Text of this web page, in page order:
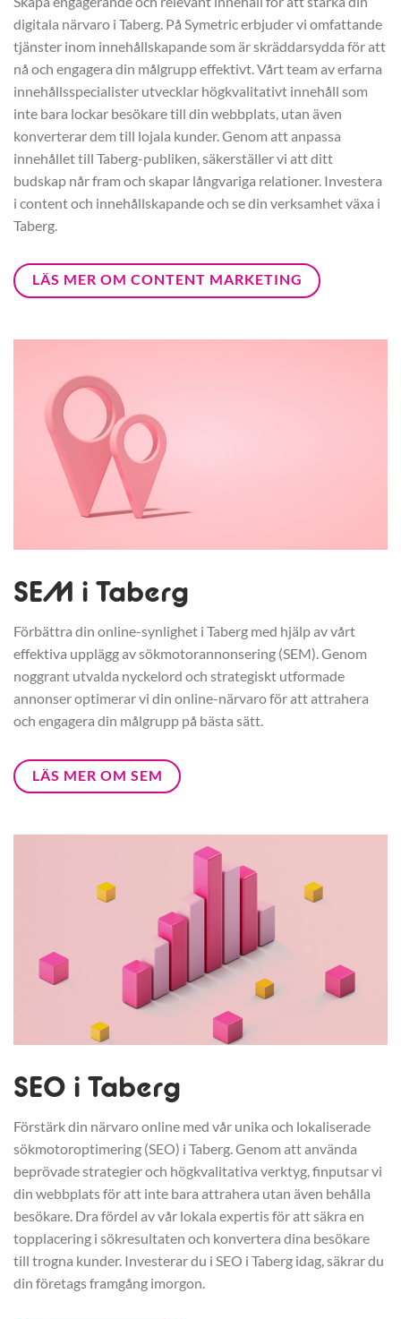
digitala närvaro i Taberg. På Symetric erbjuder vi omfattande
tjänster inom innehållskapande som är skräddarsydda för att
nå och engagera din målgrupp effektivt. Vårt team av erfarna
innehållsspecialister utvecklar högkvalitativt innehåll som
inte bara lockar besökare till din webbplats, utan även
konverterar dem till lojala kunder. Genom att anpassa
innehållet till Taberg-publiken, säkerställer vi att ditt
budskap når fram och skapar långvariga relationer. Investera
i content och innehållskapande och se din verksamhet växa i
Taberg.
LÄS MER OM CONTENT MARKETING
SEM i Taberg
Förbättra din online-synlighet i Taberg med hjälp av vårt
effektiva upplägg av sökmotorannonsering (SEM). Genom
noggrant utvalda nyckelord och strategiskt utformade
annonser optimerar vi din online-närvaro för att attrahera
och engagera din målgrupp på bästa sätt.
LÄS MER OM SEM
SEO i Taberg
Förstärk din närvaro online med vår unika och lokaliserade
sökmotoroptimering (SEO) i Taberg. Genom att använda
beprövade strategier och högkvalitativa verktyg, finputsar vi
din webbplats för att inte bara attrahera utan även behålla
besökare. Dra fördel av vår lokala expertis för att säkra en
topplacering i sökresultaten och konvertera dina besökare
till trogna kunder. Investerar du i SEO i Taberg idag, säkrar du
din företags framgång imorgon.